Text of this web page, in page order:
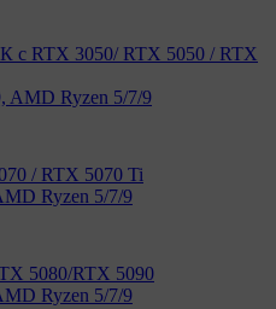
с RTX 3050/ RTX 5050 / RTX
AMD Ryzen 5/7/9
/ RTX 5070 Ti
Ryzen 5/7/9
5080/RTX 5090
Ryzen 5/7/9